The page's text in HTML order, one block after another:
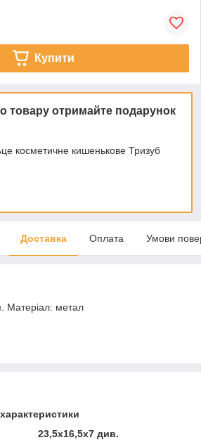
Купити
товару отримайте подарунок
косметичне кишенькове Тризуб
Доставка Оплата Умови
Матеріал: метал
23,5х16,5х7 див.